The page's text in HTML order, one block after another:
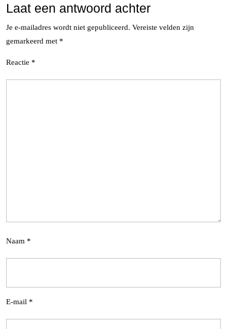
Laat een antwoord achter
Je e-mailadres wordt niet gepubliceerd. Vereiste velden zijn
gemarkeerd met *
Reactie *
Naam *
E-mail *